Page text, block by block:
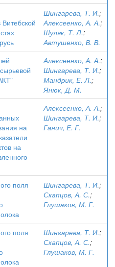
Витебской
Шингарева, Т. И.;
Алексеенко, А. А.;
Шуляк, Т. Л.;
Автушенко, В. В.
Алексеенко, А. А.;
Шингарева, Т. И.;
Мандрик, Е. Л.;
Янюк, Д. М.
на
на
Алексеенко, А. А.;
Шингарева, Т. И.;
Ганич, Е. Г.
поля
Шингарева, Т. И.;
Скапцов, А. С.;
Глушаков, М. Г.
поля
Шингарева, Т. И.;
Скапцов, А. С.;
Глушаков, М. Г.